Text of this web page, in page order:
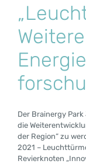
Der Brainergy
die
der Region“ zu
2021 –
Revierknoten